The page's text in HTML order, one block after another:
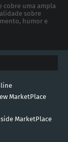
cobre uma ampla
sobre
humor e
MarketPlace
MarketPlace